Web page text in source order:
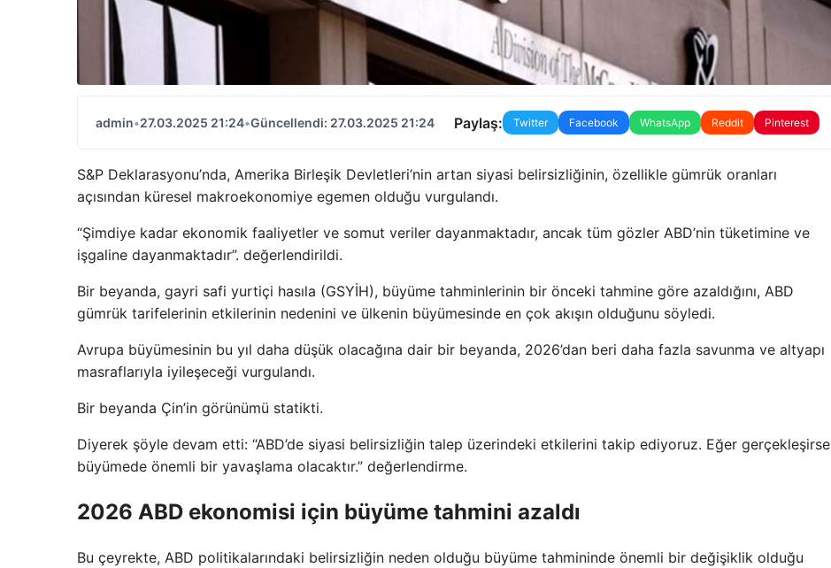
admin•27.03.2025 21:24•Güncellendi: 27.03.2025 21:24 Paylaş: Twitter Facebook WhatsApp Reddit Pinterest
S&P Deklarasyonu’nda, Amerika Birleşik Devletleri’nin artan siyasi belirsizliğinin, özellikle gümrük oranları
açısından küresel makroekonomiye egemen olduğu vurgulandı.
“Şimdiye kadar ekonomik faaliyetler ve somut veriler dayanmaktadır, ancak tüm gözler ABD’nin tüketimine ve
işgaline dayanmaktadır”. değerlendirildi.
Bir beyanda, gayri safi yurtiçi hasıla (GSYİH), büyüme tahminlerinin bir önceki tahmine göre azaldığını, ABD
gümrük tarifelerinin etkilerinin nedenini ve ülkenin büyümesinde en çok akışın olduğunu söyledi.
Avrupa büyümesinin bu yıl daha düşük olacağına dair bir beyanda, 2026’dan beri daha fazla savunma ve altyapı
masraflarıyla iyileşeceği vurgulandı.
Bir beyanda Çin’in görünümü statikti.
Diyerek şöyle devam etti: “ABD’de siyasi belirsizliğin talep üzerindeki etkilerini takip ediyoruz. Eğer gerçekleşirse
büyümede önemli bir yavaşlama olacaktır.” değerlendirme.
2026 ABD ekonomisi için büyüme tahmini azaldı
Bu çeyrekte, ABD politikalarındaki belirsizliğin neden olduğu büyüme tahmininde önemli bir değişiklik olduğu